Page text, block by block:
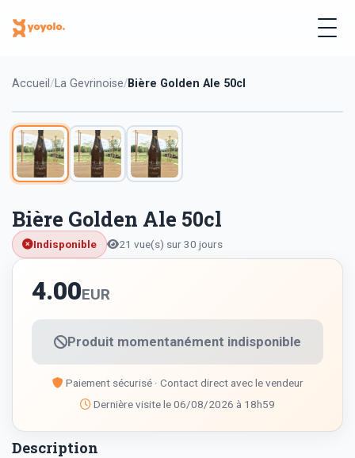
Accueil La Gevrinoise Bière Golden Ale 50cl
Bière Golden Ale 50cl
Indisponible 21 vue(s) sur 30 jours
4.00EUR
Produit momentanément indisponible
Paiement sécurisé · Contact direct avec le vendeur
Dernière visite le 06/08/2026 à 18h59
Description